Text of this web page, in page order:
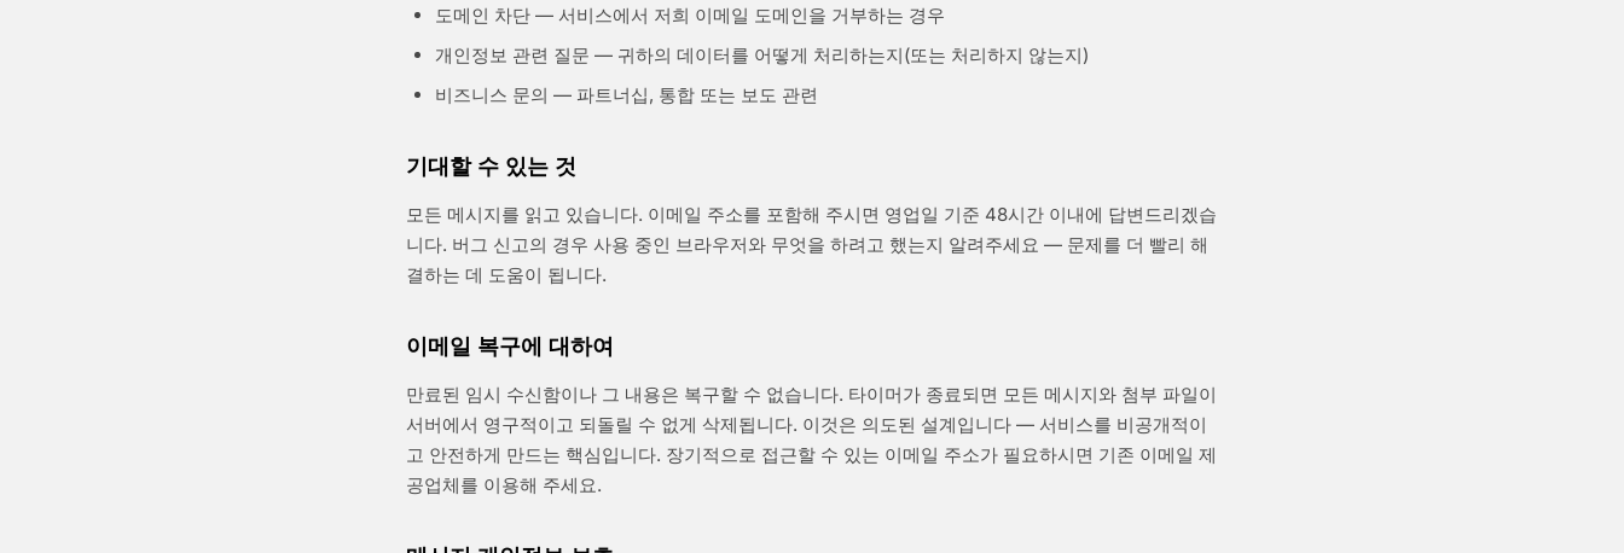
도메인 차단 — 서비스에서 저희 이메일 도메인을 거부하는 경우
개인정보 관련 질문 — 귀하의 데이터를 어떻게 처리하는지(또는 처리하지 않는지)
비즈니스 문의 — 파트너십, 통합 또는 보도 관련
기대할 수 있는 것
모든 메시지를 읽고 있습니다. 이메일 주소를 포함해 주시면 영업일 기준 48시간 이내에 답변드리겠습
니다. 버그 신고의 경우 사용 중인 브라우저와 무엇을 하려고 했는지 알려주세요 — 문제를 더 빨리 해
결하는 데 도움이 됩니다.
이메일 복구에 대하여
만료된 임시 수신함이나 그 내용은 복구할 수 없습니다. 타이머가 종료되면 모든 메시지와 첨부 파일이
서버에서 영구적이고 되돌릴 수 없게 삭제됩니다. 이것은 의도된 설계입니다 — 서비스를 비공개적이
고 안전하게 만드는 핵심입니다. 장기적으로 접근할 수 있는 이메일 주소가 필요하시면 기존 이메일 제
공업체를 이용해 주세요.